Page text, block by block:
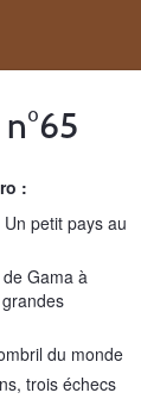
:
petit pays au
Gama à
du monde
trois échecs